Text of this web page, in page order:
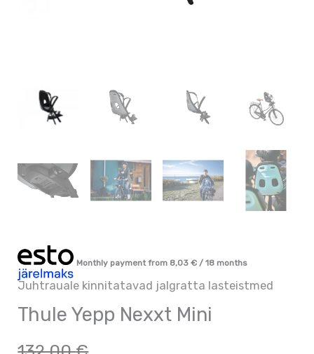
Monthly payment from 8,03€ / 18 months
Juhtrauale kinnitatavad jalgratta lasteistmed
Thule Yepp Nexxt Mini